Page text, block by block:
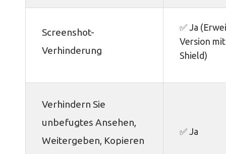
Screenshot-
Verhinderung
✅ Ja
Version
Shield)
Verhindern Sie
unbefugtes Ansehen,
Weitergeben, Kopieren
✅ Ja